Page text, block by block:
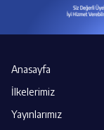
Anasayfa
İlkelerimiz
Yayınlarımız